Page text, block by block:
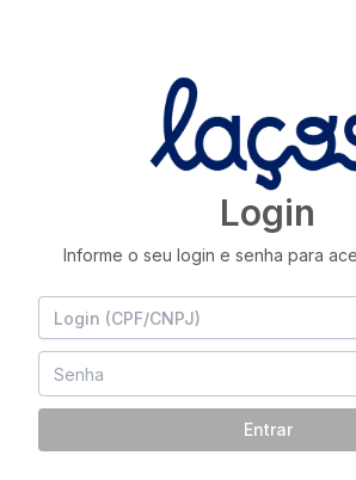
Login
Informe o seu login e senha para
Entrar